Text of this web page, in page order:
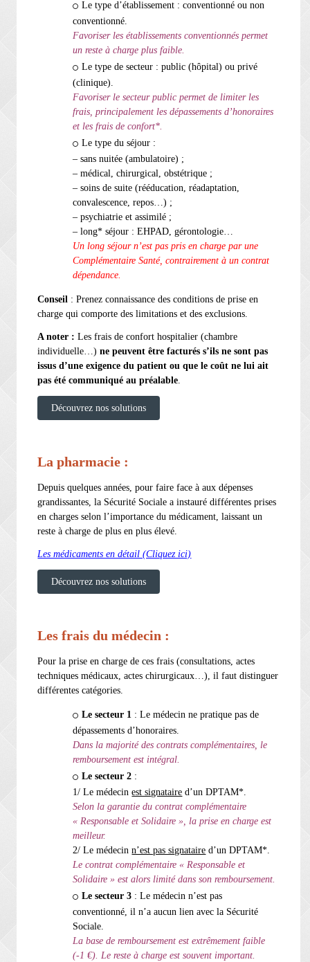
Le type d’établissement : conventionné ounon
conventionné.
Favoriser les établissements conventionnés permet
un reste à charge plus faible.
Le type de secteur : public (hôpital) ou privé
(clinique).
Favoriser le secteur public permet de limiter les
frais, principalement les dépassements d’honoraires
et les frais de confort*.
Le type du séjour :
– sans nuitée (ambulatoire) ;
– médical, chirurgical, obstétrique ;
– soins de suite (rééducation, réadaptation,
convalescence, repos…) ;
– psychiatrie et assimilé ;
– long* séjour : EHPAD, gérontologie…
Un long séjour n’est pas pris en charge par une
Complémentaire Santé, contrairement à un contrat
dépendance.
Conseil : Prenez connaissance des conditions de prise en
charge qui comporte des limitations et des exclusions.
A noter :Les frais de confort hospitalier (chambre
individuelle…)ne peuvent être facturés s’ils ne sont pas
issus d’uneexigence du patient ou que le coût ne lui ait
pas été communiqué au préalable.
Découvrez nos solutions
La pharmacie :
Depuis quelques années, pour faire face à aux dépenses
grandissantes, la Sécurité Sociale a instauré différentes prises
en charges selon l’importance du médicament, laissant un
reste à charge de plus en plus élevé.
Les médicaments en détail (Cliquez ici)
Découvrez nos solutions
Les frais du médecin :
Pour la prise en charge de ces frais (consultations, actes
techniques médicaux, actes chirurgicaux…), il faut distinguer
différentes catégories.
Le secteur 1 : Le médecin ne pratique pas de
dépassements d’honoraires.
Dans la majorité des contrats complémentaires, le
remboursement est intégral.
Le secteur 2 :
1/ Le médecinest signataire d’un DPTAM*.
Selon la garantie du contrat complémentaire
« Responsable et Solidaire », la prise en charge est
meilleur.
2/ Le médecinn’est pas signataire d’un DPTAM*.
Le contrat complémentaire « Responsable et
Solidaire » est alors limité dans son remboursement.
Le secteur 3 : Le médecin n’est pas
conventionné, il n’a aucun lien avec la Sécurité
Sociale.
La base de remboursement est extrêmement faible
(-1 €). Le reste à charge est souvent important.